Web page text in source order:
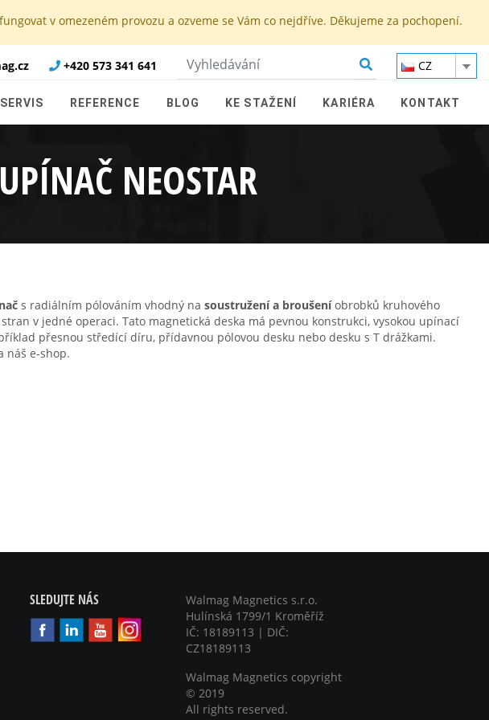
v omezeném provozu a ozveme se Vám co nejdříve. Děkujeme za pochopení.
CZ
+420 573 341 641
KONTAKT
KARIÉRA
KE STAŽENÍ
BLOG
REFERENCE
SERVIS
NEOSTAR
s radiálním pólováním vhodný na soustružení a broušeníobrobků kruhového
v jedné operaci. Tato magnetická deska má pevnou konstrukci, vysokou upínací
přesnou středící díru, přídavnou pólovou desku nebo desku s T drážkami.
náš e-shop.
SLEDUJTE NÁS
Walmag Magnetics s.r.o.
Hulínská 1799/1 Kroměříž
IČ: 18189113 | DIČ:
CZ18189113
Walmag Magnetics copyright
© 2019
All rights reserved.